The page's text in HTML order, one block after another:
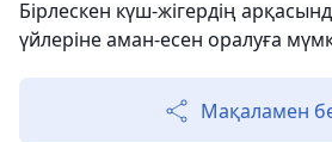
Бірлескен күш-жігердің
үйлеріне аман-есен оралуға
Мақаламен